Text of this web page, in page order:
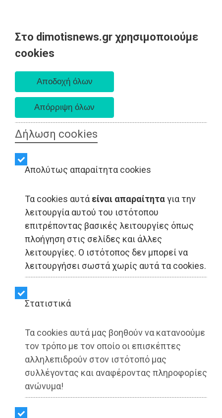
Στο dimotisnews.gr χρησιμοποιούμε
cookies
Δήλωση cookies
Απολύτως απαραίτητα cookies
Τα cookies αυτά είναι απαραίτηταγια την
λειτουργία αυτού του ιστότοπου
επιτρέποντας βασικές λειτουργίες όπως
πλοήγηση στις σελίδες και άλλες
λειτουργίες. Ο ιστότοπος δεν μπορεί να
λειτουργήσει σωστά χωρίς αυτά τα cookies.
Στατιστικά
Τα cookies αυτά μας βοηθούν να κατανοούμε
τον τρόπο με τον οποίο οι επισκέπτες
αλληλεπιδρούν στον ιστότοπό μας
συλλέγοντας και αναφέροντας πληροφορίες
ανώνυμα!
LIFESTYLE - Κυκλάδες
SEAJETS: Εκπτώσεις και
Προσφορές για το φετινό
Share:
Dimotisnews | 30/06/2026 - 06:42